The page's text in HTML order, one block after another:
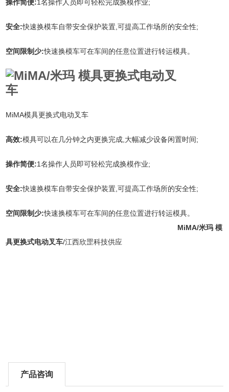
操作简便:1名操作人员即可轻松完成换模作业;
安全:快速换模车自带安全保护装置,可提高工作场所的安全性;
空间限制少:快速换模车可在车间的任意位置进行转运模具。
MiMA模具更换式电动叉车
高效:模具可以在几分钟之内更换完成,大幅减少设备闲置时间;
操作简便:1名操作人员即可轻松完成换模作业;
安全:快速换模车自带安全保护装置,可提高工作场所的安全性;
空间限制少:快速换模车可在车间的任意位置进行转运模具。
MiMA/米玛 模
具更换式电动叉车/江西欣罡科技供应
产品咨询